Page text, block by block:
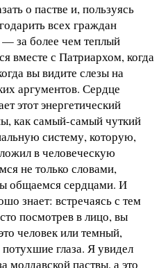
о пастве и, пользуясь
всех граждан
за более чем теплый
вместе с Патриархом, когда
вы видите слезы на
аргументов. Сердце
этот энергетический
как самый-самый чуткий
систему, которую,
в человеческую
не только словами,
общаемся сердцами. И
знает: встречаясь с тем
посмотрев в лицо, вы
человек или темный,
глаза. Я увидел
молдавской паствы, а это